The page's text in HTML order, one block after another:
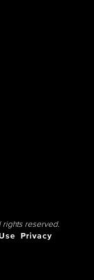
rights reserved.
Privacy